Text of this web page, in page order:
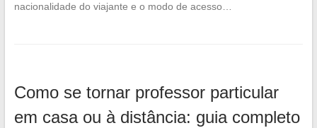
nacionalidade do viajante e o modo de acesso…
Como se tornar professor particular
em casa ou à distância: guia completo